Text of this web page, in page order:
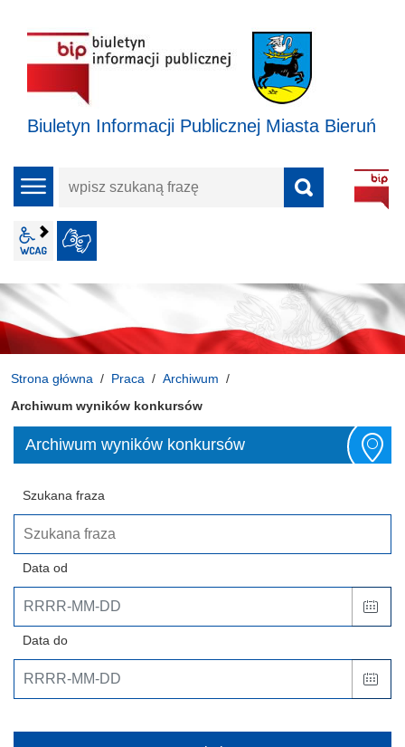
Biuletyn Informacji Publicznej Miasta Bieruń
menu
wpisz
frazę
wcag2.1
Strona główna Praca
Archiwum
Archiwum wyników konkursów
Archiwum wyników konkursów
Szukana fraza
Data od
Data do